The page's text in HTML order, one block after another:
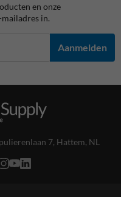
en onze
in.
Aanmelden
7, Hattem, NL